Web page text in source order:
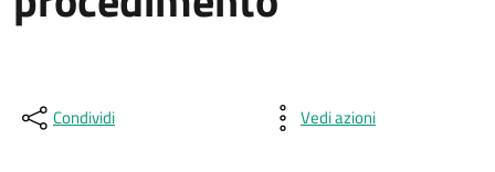
Condividi Vedi azioni